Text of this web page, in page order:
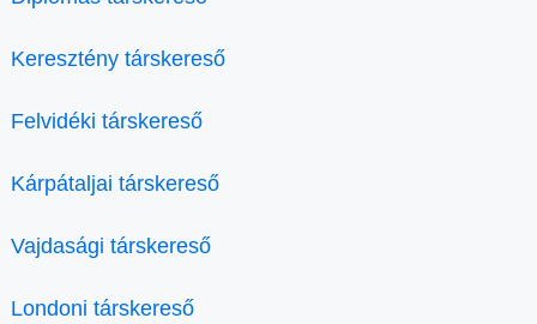
Keresztény társkereső
Felvidéki társkereső
Kárpátaljai társkereső
Vajdasági társkereső
Londoni társkereső